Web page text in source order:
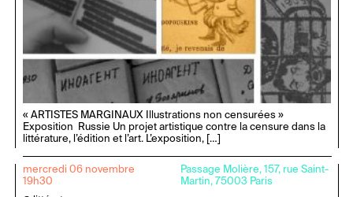
« ARTISTES MARGINAUX Illustrations non censurées »
Exposition Russie Un projet artistique contre la censure dans la
littérature, l’édition et l’art. L’exposition, […]
mercredi 06 novembre
19h30
Passage Molière, 157, rue Saint-
Martin, 75003 Paris